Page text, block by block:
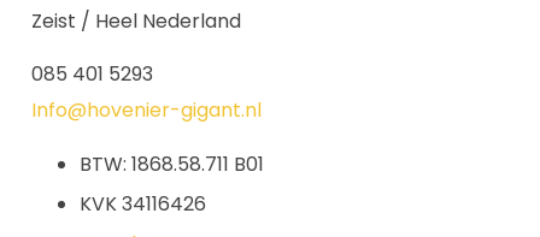
Zeist / Heel Nederland
085 401 5293
Info@hovenier-gigant.nl
BTW: 1868.58.711 B01
KVK 34116426